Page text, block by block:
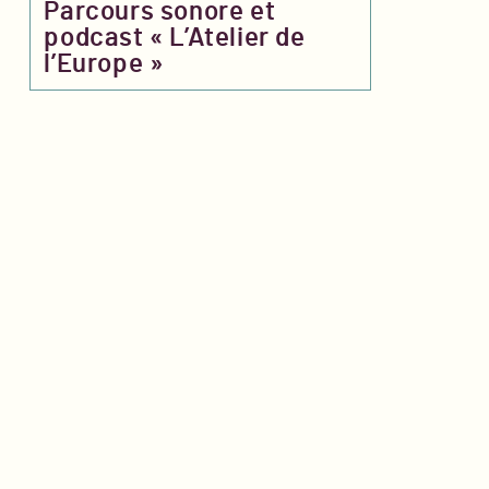
Parcours sonore et
podcast « L’Atelier de
l’Europe »